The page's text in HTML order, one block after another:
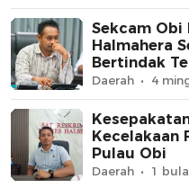
Sekcam Obi
Halmahera
Bertindak
Daerah 4
Kecelakaan
Pulau Obi
Daerah 1